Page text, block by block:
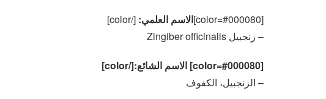
[color=#000080] الاسم العلمي: [/color]
– زنجبيل Zingiber officinalis
[color=#000080] الاسم الشائع:[/color]
– الزنجبيل، الكفوف